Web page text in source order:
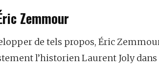
Zemmour
de tels propos, Éric
l’historien Laurent Joly